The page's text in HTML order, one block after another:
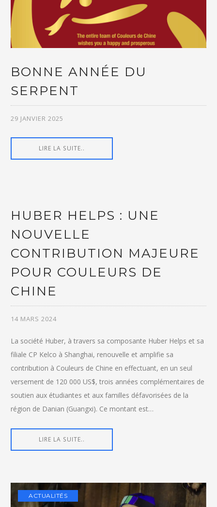
BONNE ANNÉE DU
SERPENT
29 JANVIER 2025
LIRE LA SUITE..
HUBER HELPS : UNE
NOUVELLE
CONTRIBUTION MAJEURE
POUR COULEURS DE
CHINE
14 MARS 2024
La société Huber, à travers sa composante Huber Helps et sa
filiale CP Kelco à Shanghai, renouvelle et amplifie sa
contribution à Couleurs de Chine en effectuant, en un seul
versement de 120 000 US$, trois années complémentaires de
soutien aux étudiantes et aux familles défavorisées de la
région de Danian (Guangxi). Ce montant est…
LIRE LA SUITE..
ACTUALITÉS